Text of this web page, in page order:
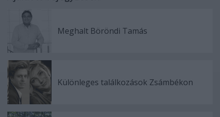
Meghalt Böröndi Tamás
Különleges találkozások Zsámbékon